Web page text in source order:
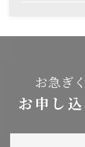
お急ぎ
お申し